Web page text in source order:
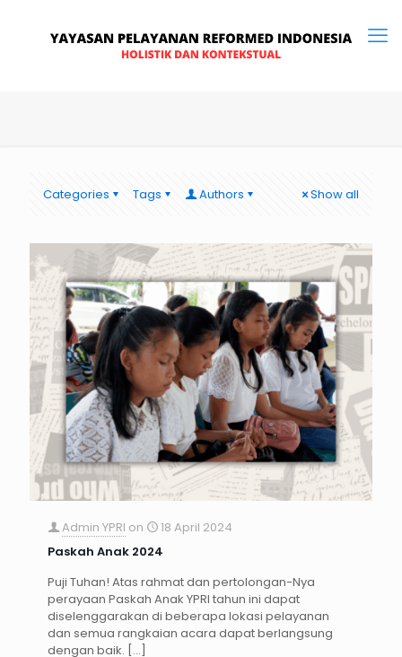
Categories Tags Authors Show all
Admin YPRI on
18 April 2024
Paskah Anak 2024
Puji Tuhan! Atas rahmat dan pertolongan-Nya
perayaan Paskah Anak YPRI tahun ini dapat
diselenggarakan di beberapa lokasi pelayanan
dan semua rangkaian acara dapat berlangsung
dengan baik. […]